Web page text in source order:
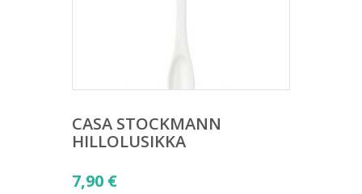
CASA STOCKMANN
HILLOLUSIKKA
7,90 €